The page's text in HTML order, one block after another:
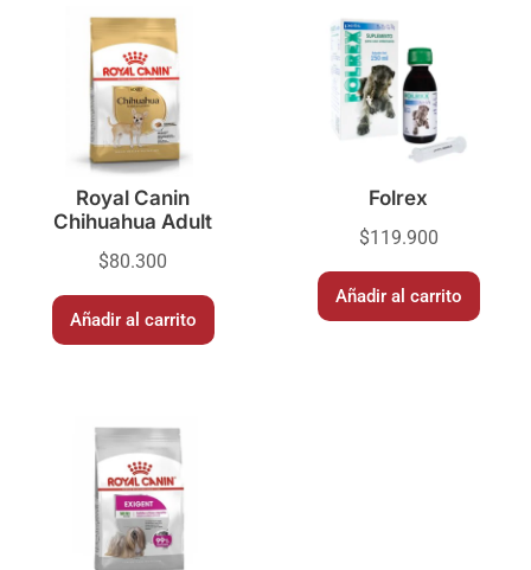
Royal Canin
Chihuahua Adult
$80.300
Añadir al carrito
Folrex
$119.900
Añadir al carrito